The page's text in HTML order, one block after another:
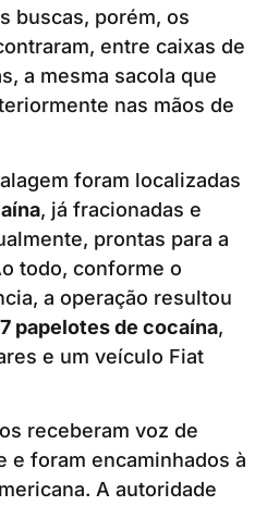
buscas, porém, os
entre caixas de
a mesma sacola que
nas mãos de
foram localizadas
, já fracionadas e
prontas para a
todo, conforme o
a operação resultou
papelotes de cocaína,
e um veículo Fiat
receberam voz de
e foram encaminhados à
A autoridade